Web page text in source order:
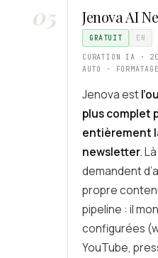
05 Jenova AI
GRATUIT EN
CURATION IA ·
AUTO ·
Jenova est
plus complet
entièrement
newsletter.
demandent
propre
pipeline : il
configurées
YouTube,